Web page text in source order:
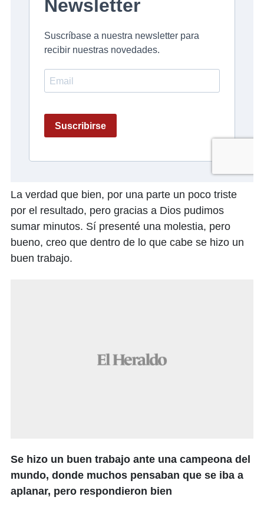
La verdad que bien, por una parte un poco triste
por el resultado, pero gracias a Dios pudimos
sumar minutos. Sí presenté una molestia, pero
bueno, creo que dentro de lo que cabe se hizo un
buen trabajo.
Se hizo un buen trabajo ante una campeona del
mundo, donde muchos pensaban que se iba a
aplanar, pero respondieron bien